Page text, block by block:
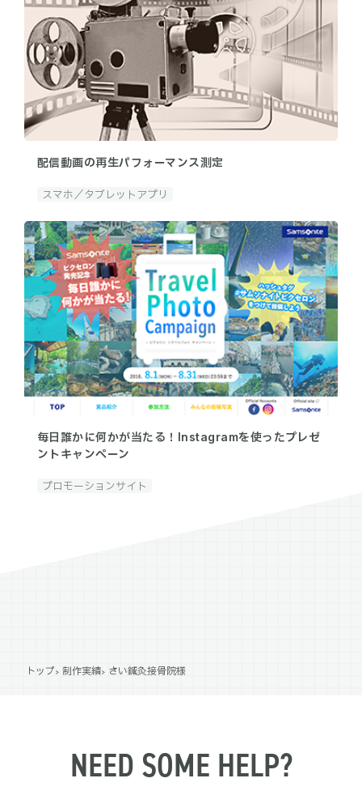
配信動画の再生パフォーマンス測定
スマホ／タブレットアプリ
毎日誰かに何かが当たる！Instagramを使ったプレゼ
ントキャンペーン
プロモーションサイト
トップ 制作実績 さい鍼灸接骨院様
NEED SOME HELP?